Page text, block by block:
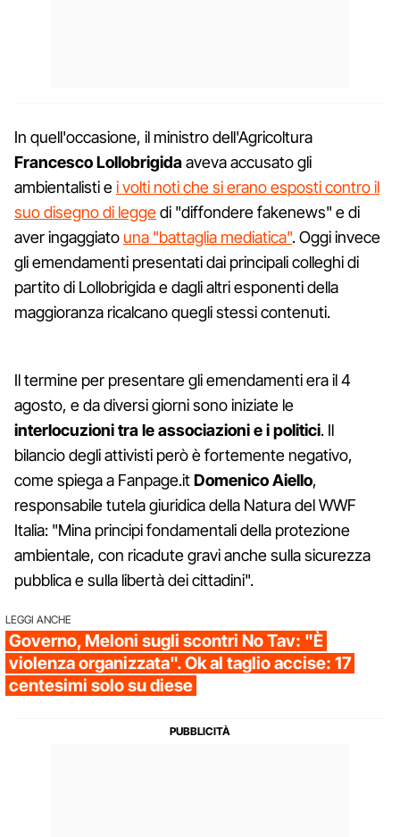
In quell'occasione, il ministro dell'Agricoltura
Francesco Lollobrigidaaveva accusato gli
ambientalisti ei volti noti che si erano esposti contro il
suo disegno di leggedi "diffondere fakenews" e di
aver ingaggiato una "battaglia mediatica". Oggi invece
gli emendamenti presentati dai principali colleghi di
partito di Lollobrigida e dagli altri esponenti della
maggioranza ricalcano quegli stessi contenuti.
Il termine per presentare gli emendamenti era il 4
agosto, e da diversi giorni sono iniziate le
interlocuzioni tra le associazioni e i politici. Il
bilancio degli attivisti però è fortemente negativo,
come spiega a Fanpage.itDomenico Aiello,
responsabile tutela giuridica della Natura del WWF
Italia: "Mina principi fondamentali della protezione
ambientale, con ricadute gravi anche sulla sicurezza
pubblica e sulla libertà dei cittadini".
LEGGI ANCHE
Governo, Meloni sugli scontri No Tav: "È
violenza organizzata". Ok al taglio accise: 17
centesimi solo su diese